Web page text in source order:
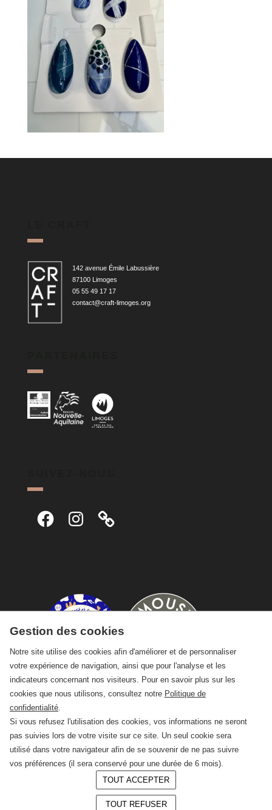
142 avenue Émile Labussière
87100 Limoges
05 55 49 17 17
contact@craft-limoges.org
FacebookInstagram
© 2026 —CRAFT Limoges
Gestion des cookies
Notre site utilise des cookies afin d'améliorer et de personnaliser
votre expérience de navigation, ainsi que pour l'analyse et les
indicateurs concernant nos visiteurs. Pour en savoir plus sur les
cookies que nous utilisons, consultez notre Politique de
confidentialité
Si vous refusez l'utilisation des cookies, vos informations ne seront
pas suivies lors de votre visite sur ce site. Un seul cookie sera
utilisé dans votre navigateur afin de se souvenir de ne pas suivre
vos préférences (il sera conservé pour une durée de 6 mois).
TOUT ACCEPTER
TOUT REFUSER